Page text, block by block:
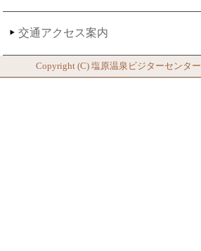
交通アクセス案内
Copyright (C)塩原温泉ビジターセンター